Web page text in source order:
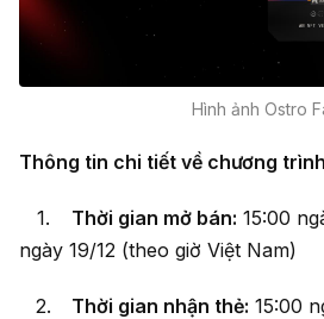
Hình ảnh Ostro
Thông tin chi tiết về chương
Thời gian mở bán: 15:00
ngày 19/12 (theo giờ Việt Nam)
Thời gian nhận thẻ: 15:00